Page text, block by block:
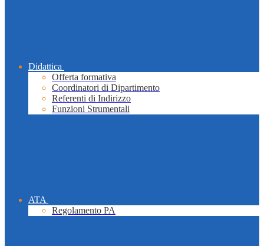
Didattica
Offerta formativa
Coordinatori di Dipartimento
Referenti di Indirizzo
Funzioni Strumentali
ATA
Regolamento PA